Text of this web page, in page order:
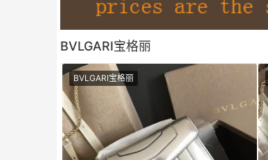
BVLGARI宝格丽
BVLGARI宝格丽